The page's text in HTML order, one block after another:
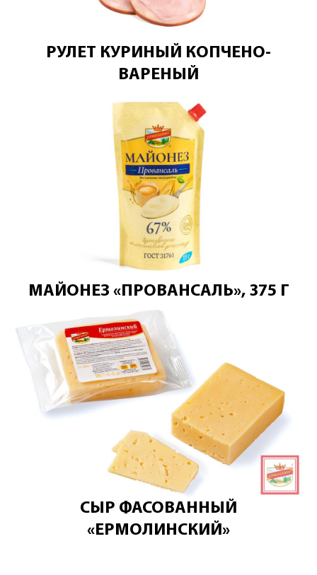
РУЛЕТ КУРИНЫЙ КОПЧЕНО-
ВАРЕНЫЙ
МАЙОНЕЗ «ПРОВАНСАЛЬ», 375 Г
СЫР ФАСОВАННЫЙ
«ЕРМОЛИНСКИЙ»